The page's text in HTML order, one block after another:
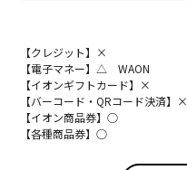
【クレジット】×
【電子マネー】△ WAON
【イオンギフトカード】×
【バーコード・QRコード決済】×
【イオン商品券】○
【各種商品券】○